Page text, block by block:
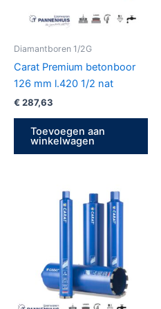
Diamantboren 1/2G
Carat Premium betonboor
126 mm l.420 1/2 nat
€ 287,63
Toevoegen aan
winkelwagen